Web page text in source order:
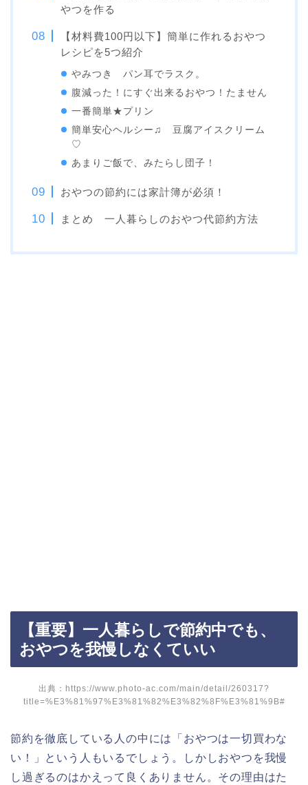
やつを作る
【材料費100円以下】簡単に作れるおやつ
レシピを5つ紹介
やみつき パン耳でラスク。
腹減った！にすぐ出来るおやつ！たません
一番簡単★プリン
簡単安心ヘルシー♫ 豆腐アイスクリーム
♡
あまりご飯で、みたらし団子！
おやつの節約には家計簿が必須！
まとめ 一人暮らしのおやつ代節約方法
【重要】一人暮らしで節約中でも、
おやつを我慢しなくていい
出典： https://www.photo-ac.com/main/detail/260317?
title=%E3%81%97%E3%81%82%E3%82%8F%E3%81%9B#
節約を徹底している人の中には「おやつは一切買わな
い！」という人もいるでしょう。しかしおやつを我慢
し過ぎるのはかえって良くありません。その理由はた